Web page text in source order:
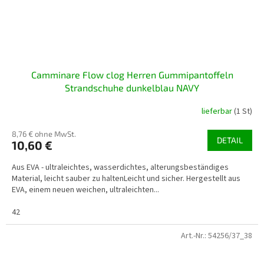
Camminare Flow clog Herren Gummipantoffeln
Strandschuhe dunkelblau NAVY
lieferbar(1 St)
8,76 € ohne MwSt.
10,60 € DETAIL
Aus EVA - ultraleichtes, wasserdichtes, alterungsbeständiges
Material, leicht sauber zu haltenLeicht und sicher. Hergestellt aus
EVA, einem neuen weichen, ultraleichten...
42
Art.-Nr.: 54256/37_38